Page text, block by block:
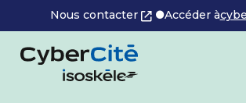
Nous contacter Accéder à